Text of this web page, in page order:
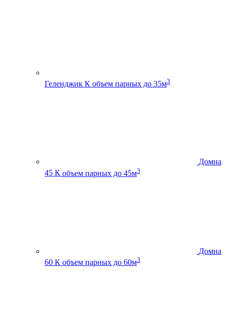
Геленджик К объем парных до 35м3
Домна
45 К объем парных до 45м3
Домна
60 К объем парных до 60м3